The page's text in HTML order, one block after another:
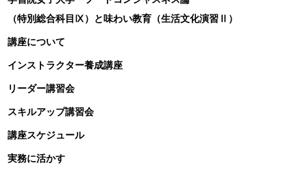
（特別総合科目Ⅸ）と味わい教育（生活文化演習Ⅱ）
講座について
インストラクター養成講座
リーダー講習会
スキルアップ講習会
講座スケジュール
実務に活かす